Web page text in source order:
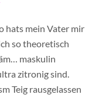
hats mein Vater mir
so theoretisch
maskulin
zitronig sind.
Teig rausgelassen